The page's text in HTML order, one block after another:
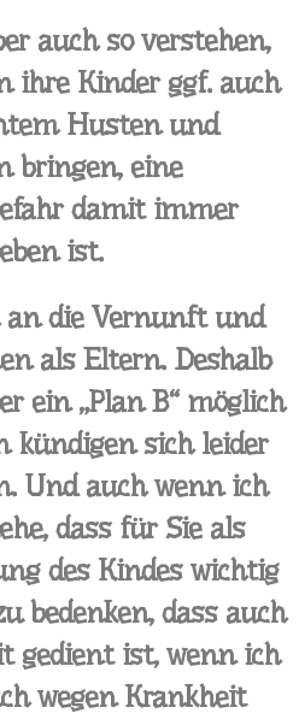
auch so verstehen,
ihre Kinder ggf. auch
Husten und
bringen, eine
damit immer
ist.
an die Vernunft und
als Eltern. Deshalb
ein „Plan B“ möglich
kündigen sich leider
Und auch wenn ich
dass für Sie als
des Kindes wichtig
bedenken, dass auch
gedient ist, wenn ich
wegen Krankheit